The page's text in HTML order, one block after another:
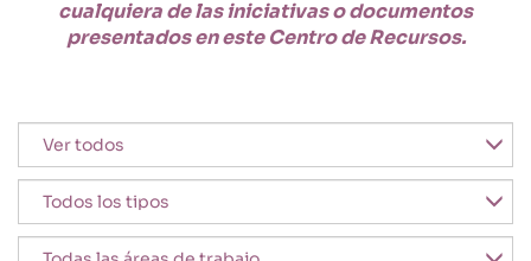
cualquiera de las iniciativas o documentos
presentados en este Centro de Recursos.
Destacado
Tipo de documento
Área de trabajo